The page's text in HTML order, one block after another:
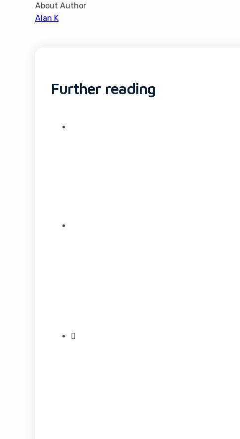
About Author
Alan K
Further reading